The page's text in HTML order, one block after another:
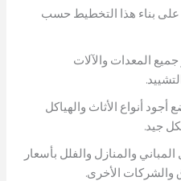
على بناء هذا التخطيط حسب
المعدات والآلات
أنواع الأثاث والهياكل
جيد.
والمنازل والفلل بأسعار
والشركات الأخرى.